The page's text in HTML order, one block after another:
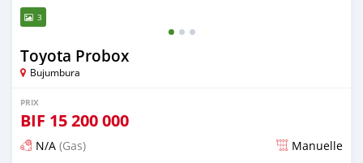
3
Toyota Probox
Bujumbura
PRIX
BIF 15 200 000
N/A (Gas) Manuelle